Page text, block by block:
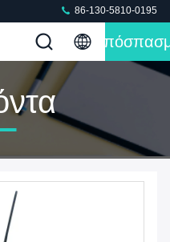
86-130-5810-0195